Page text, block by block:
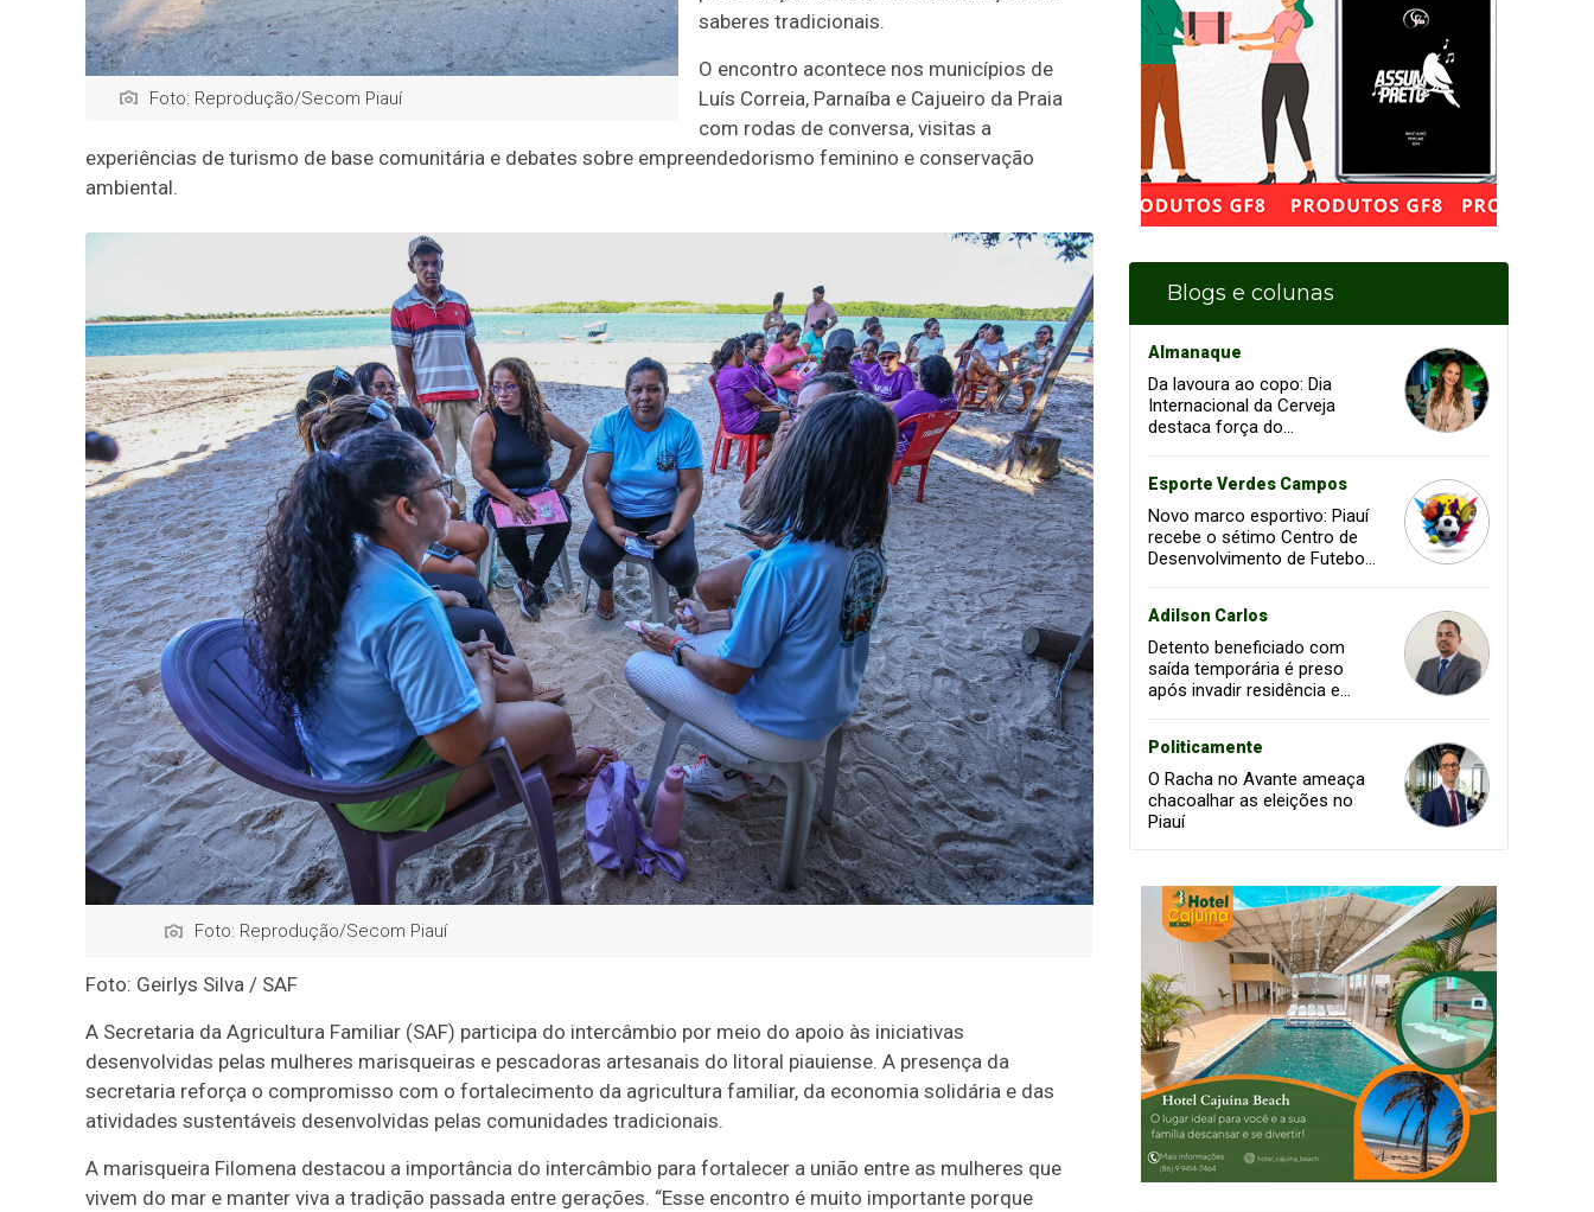
Foto: Reprodução/Secom Piauí
saberes tradicionais.
O encontro acontece nos municípios de
Luís Correia, Parnaíba e Cajueiro da Praia
com rodas de conversa, visitas a
experiências de turismo de base comunitária e debates sobre empreendedorismo feminino e conservação
ambiental.
Foto: Reprodução/Secom Piauí
Foto: Geirlys Silva / SAF
A Secretaria da Agricultura Familiar (SAF) participa do intercâmbio por meio do apoio às iniciativas
desenvolvidas pelas mulheres marisqueiras e pescadoras artesanais do litoral piauiense. A presença da
secretaria reforça o compromisso com o fortalecimento da agricultura familiar, da economia solidária e das
atividades sustentáveis desenvolvidas pelas comunidades tradicionais.
A marisqueira Filomena destacou a importância do intercâmbio para fortalecer a união entre as mulheres que
vivem do mar e manter viva a tradição passada entre gerações. “Esse encontro é muito importante porque
Blogs e colunas
Almanaque
Da lavoura ao copo: Dia
Internacional da Cerveja
destaca força do
Esporte Verdes Campos
Novo marco esportivo: Piauí
recebe o sétimo Centro de
Desenvolvimento de Futebol
Adilson Carlos
Detento beneficiado com
saída temporária é preso
após invadir residência e
Politicamente
O Racha no Avante ameaça
chacoalhar as eleições no
Piauí